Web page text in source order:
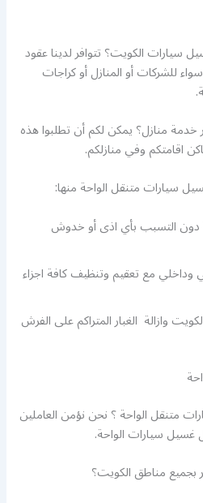
الكويت؟ تتوافر لدينا عقود
للشركات أو المنازل أو كراجات
منازل؟ يمكن لكم أن تطلبوا هذه
اقامتكم وفي منازلكم.
سيارات متنقل الواحة منها:
التسبب بأي اذى أو خدوش
وداخلي مع تعقيم وتنظيف كافة اجزاء
وازالة الغبار المتراكم على الفرش
متنقل الواحة ؟ نحن نؤمن العاملين
غسيل سيارات الواحة.
مناطق الكويت؟